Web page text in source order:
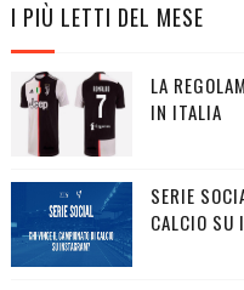
I PIÙ LETTI DEL MESE
LA
IN ITALIA
SERIE
CALCIO SU